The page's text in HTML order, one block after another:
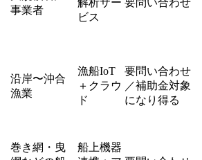
事業者
ビス
沿岸〜沖合
漁業
漁船IoT
＋クラウ
ド
要問い合わせ
／補助金対象
になり得る
巻き網・曳
船上機器